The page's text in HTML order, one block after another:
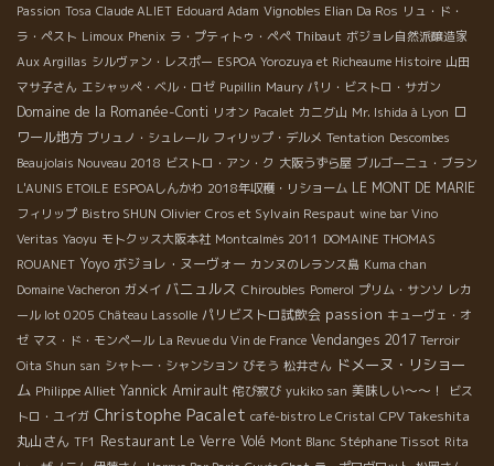
Passion Tosa Claude ALIET Edouard Adam Vignobles Elian Da Ros リュ・ド・
ラ・ペスト Limoux Phenix ラ・プティトゥ・ペペ Thibaut ボジョレ自然派醸造家
Aux Argillas シルヴァン・レスポー ESPOA Yorozuya et Richeaume Histoire 山田
マサ子さん エシャッペ・ベル・ロゼ Pupillin Maury パリ・ビストロ・サガン
Domaine de la Romanée-Conti リオン Pacalet カニグ山 Mr. Ishida à Lyon ロ
ワール地方 ブリュノ・シュレール フィリップ・デルメ Tentation Descombes
Beaujolais Nouveau 2018 ビストロ・アン・ク 大阪うずら屋 ブルゴーニュ・ブラン
L'AUNIS ETOILE ESPOAしんかわ 2018年収穫・リショーム LE MONT DE MARIE
フィリップ Bistro SHUN Olivier Cros et Sylvain Respaut wine bar Vino
Veritas Yaoyu モトクッス大阪本社 Montcalmès 2011 DOMAINE THOMAS
ROUANET Yoyo ボジョレ・ヌーヴォー カンヌのレランス島 Kuma chan
Domaine Vacheron ガメイ バニュルス Chiroubles Pomerol プリム・サンソ レカ
ール lot 0205 Château Lassolle パリビストロ試飲会 passion キューヴェ・オ
ゼ マス・ド・モンペール La Revue du Vin de France Vendanges 2017 Terroir
Oita Shun san シャトー・シャンション びそう 松井さん ドメーヌ・リショー
ム Philippe Alliet Yannick Amirault 侘び寂び yukiko san 美味しい～～！
ビス
トロ・ユイガ Christophe Pacalet café-bistro Le Cristal CPV Takeshita
丸山さん TF1 Restaurant Le Verre Volé Mont Blanc Stéphane Tissot Rita